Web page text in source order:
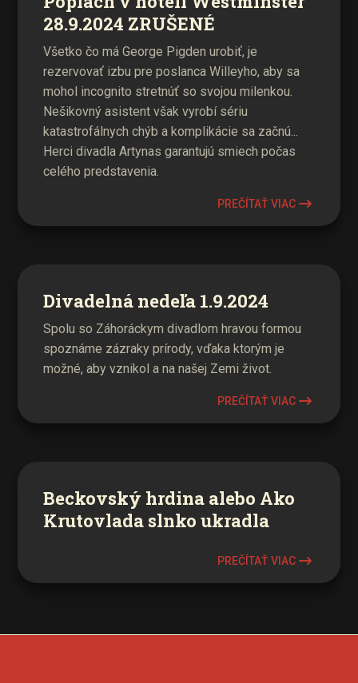
28.9.2024 ZRUŠENÉ
Všetko čo má George Pigden urobiť, je
rezervovať izbu pre poslanca Willeyho, aby sa
mohol incognito stretnúť so svojou milenkou.
Nešikovný asistent však vyrobí sériu
katastrofálnych chýb a komplikácie sa začnú...
Herci divadla Artynas garantujú smiech počas
celého predstavenia.
PREČÍTAŤ VIAC
Divadelná nedeľa 1.9.2024
Spolu so Záhoráckym divadlom hravou formou
spoznáme zázraky prírody, vďaka ktorým je
možné, aby vznikol a na našej Zemi život.
PREČÍTAŤ VIAC
Beckovský hrdina alebo Ako
Krutovlada slnko ukradla
PREČÍTAŤ VIAC